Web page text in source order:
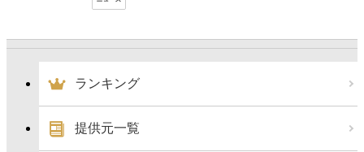
ランキング
提供元一覧